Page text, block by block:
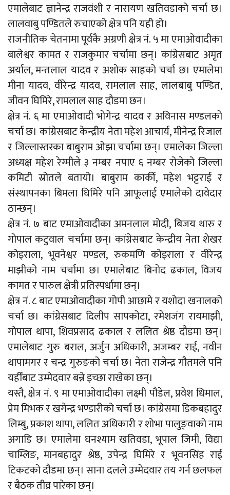
एमालेबाट ज्ञानेन्द्र राजवंशी र नारायण खतिवडाको चर्चा छ।
लालवाबु पण्डितले रुचाएको क्षेत्र पनि यही हो।
राजनीतिक चेतनामा पूर्वकै अग्रणी क्षेत्र नं. ५ मा एमाओवादीका
बालेश्वर कामत र राजकुमार चर्चामा छन्। कांग्रेसबाट अमृत
अर्याल, मन्तलाल यादव र अशोक साहको चर्चा छ। एमालेमा
मीना यादव, वीरेन्द्र यादव, रामलाल साह, लालबाबु पण्डित,
जीवन घिमिरे, रामलाल साह दौडमा छन।
क्षेत्र नं. ६ मा एमाओवादी भोगेन्द्र यादव र अविनास मण्डलको
चर्चा छ। कांग्रेसबाट केन्द्रीय नेता महेश आचार्य, मीनेन्द्र रिजाल
र जिल्लास्तरका बाबुराम ओझा चर्चामा छन्। एमालेका जिल्ला
अध्यक्ष महेश रेग्मीले ३ नम्बर नपाए ६ नम्बर रोजेको जिल्ला
कमिटी स्रोतले बतायो। बाबुराम कार्की, महेश भट्टराई र
संस्थापनका बिमला घिमिरे पनि आफूलाई एमालेको दावेदार
ठान्छन्।
क्षेत्र नं. ७ बाट एमाओवादीका अमनलाल मोदी, बिजय थारु र
गोपाल कटुवाल चर्चामा छन्। कांग्रेसबाट केन्द्रीय नेता शेखर
कोइराला, भूवनेश्वर मण्डल, रुकमणि कोइराला र वीरेन्द्र
माझीको नाम चर्चामा छ। एमालेबाट बिनोद ढकाल, विजय
कामत र पारुल क्षेत्री प्रतिस्पर्धामा छन्।
क्षेत्र नं. ८ बाट एमाओवादीका गोपी आछामे र यशोदा खनालको
चर्चा छ। कांग्रेसबाट दिलीप सापकोटा, रमेशजंग रायमाझी,
गोपाल थापा, शिवप्रसाद ढकाल र ललित श्रेष्ठ दौडमा छन्।
एमालेबाट गुरु बराल, अर्जुन अधिकारी, अजम्बर राई, नवीन
थापामगर र चन्द्र गुरुङको चर्चा छ। नेता राजेन्द्र गौतमले पनि
यहीँबाट उम्मेदवार बन्ने इच्छा राखेका छन्।
यस्तै, क्षेत्र नं. ९ मा एमाओवादीका लक्ष्मी पौडेल, प्रवेश धिमाल,
प्रेम मिभक र खगेन्द्र भण्डारीको चर्चा छ। कांग्रेसमा डिकबहादुर
लिम्बु, प्रकाश थापा, ललित अधिकारी र शोभा पालुङ्वाको नाम
अगाडि छ। एमालेमा घनश्याम खतिवडा, भूपाल जिमी, विद्या
चाम्लिङ, मानबहादुर श्रेष्ठ, उपेन्द्र घिमिरे र भूवनसिंह राई
टिकटको दौडमा छन्। साना दलले उम्मेदवार तय गर्न छलफल
र बैठक तीव्र पारेका छन्।